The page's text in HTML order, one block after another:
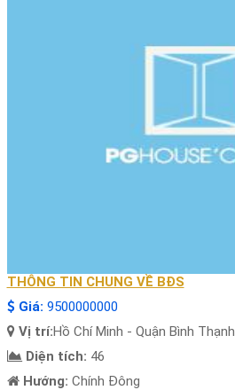
THÔNG TIN CHUNG VỀ BĐS
Giá: 9500000000
Vị trí:Hồ Chí Minh - Quận Bình Thạnh
Diện tích: 46
Hướng: Chính Đông